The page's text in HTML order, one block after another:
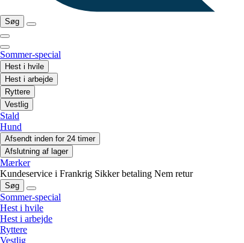
Søg
Sommer-special
Hest i hvile
Hest i arbejde
Ryttere
Vestlig
Stald
Hund
Afsendt inden for 24 timer
Afslutning af lager
Mærker
Kundeservice i Frankrig Sikker betaling Nem retur
Søg
Sommer-special
Hest i hvile
Hest i arbejde
Ryttere
Vestlig